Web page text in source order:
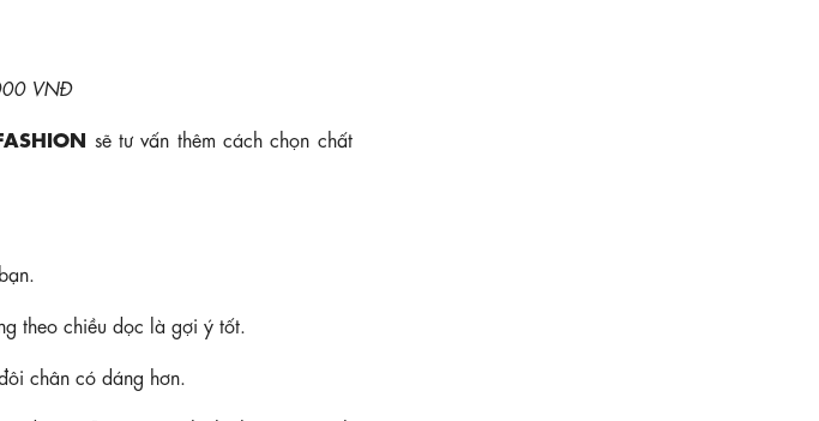
VNĐ
sẽ tư vấn thêm cách chọn chất
theo chiều dọc là gợi ý tốt.
chân có dáng hơn.